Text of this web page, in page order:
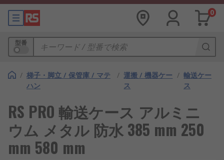
0
型番
/ 梯子・脚立 / 保管庫 / マテ
ハン
/ 運搬 / 機器ケー
ス
/ 輸送ケー
ス
RS PRO 輸送ケース アルミニ
ウム メタル 防水 385 mm 250
mm 580 mm